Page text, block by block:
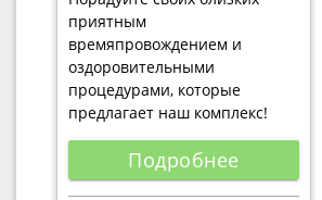
приятным
времяпровождением и
оздоровительными
процедурами, которые
предлагает наш комплекс!
Подробнее